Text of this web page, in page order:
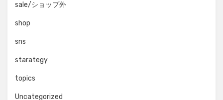
sale/ショップ外
shop
sns
starategy
topics
Uncategorized